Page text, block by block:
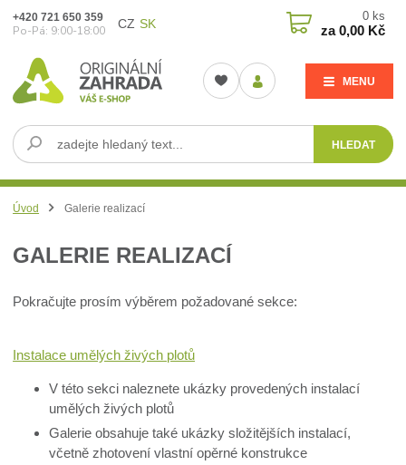
CZ SK
MENU
HLEDAT
+420 721 650 359
Po-Pá: 9:00-18:00
0 ks
za0,00 Kč
Úvod Galerie realizací
GALERIE REALIZACÍ
Pokračujte prosím výběrem požadované sekce:
Instalace umělých živých plotů
V této sekci naleznete ukázky provedených instalací
umělých živých plotů
Galerie obsahuje také ukázky složitějších instalací,
včetně zhotovení vlastní opěrné konstrukce